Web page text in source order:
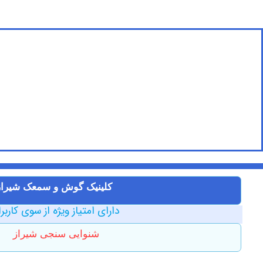
کلینیک ‏گوش ‏و ‏سمعک
دارای امتیاز ویژه از سوی
شنوایی سنجی شیراز